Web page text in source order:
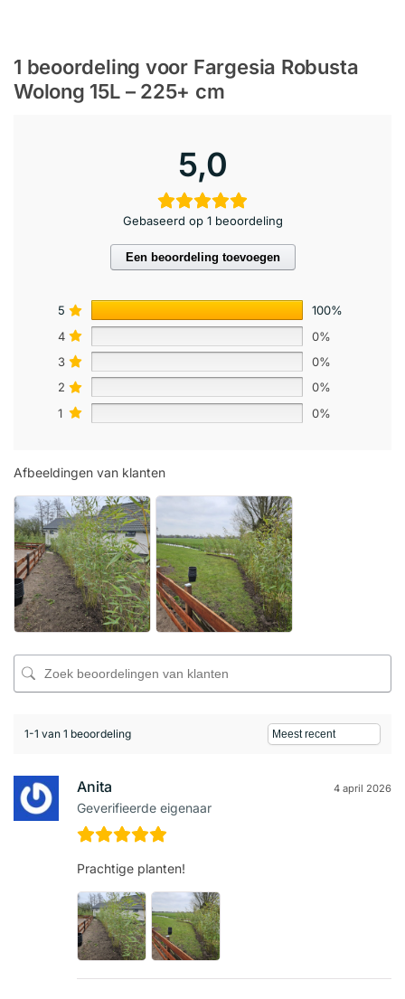
1 beoordeling voor Fargesia Robusta
Wolong 15L – 225+ cm
5,0
Gebaseerd op 1 beoordeling
Een beoordeling toevoegen
5
100%
4
0%
3
0%
2
0%
1
0%
Afbeeldingen van klanten
1-1 van 1 beoordeling
Anita
Geverifieerde eigenaar
4 april 2026
Prachtige planten!